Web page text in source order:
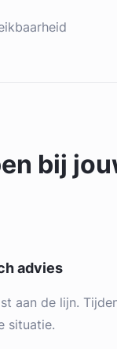
bij
advies
aan de lijn.
situatie.